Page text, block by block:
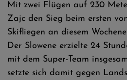
Mit zwei Flügen auf 230
Zajc den Sieg beim ersten
Skifliegen an diesem
Der Slowene erzielte 24
mit dem Super-Team
setzte sich damit gegen